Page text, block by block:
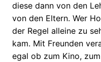
diese dann von den
von den Eltern. Wer
der Regel alleine zu
kam. Mit Freunden
egal ob zum Kino,